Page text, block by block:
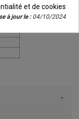
et de cookies
à jour le :04/10/2024